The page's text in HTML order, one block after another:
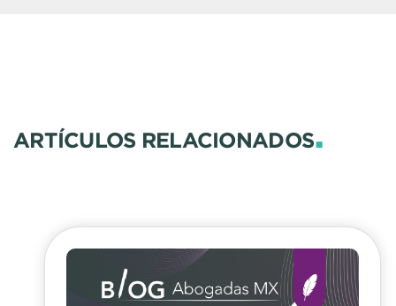
ARTÍCULOS RELACIONADOS.